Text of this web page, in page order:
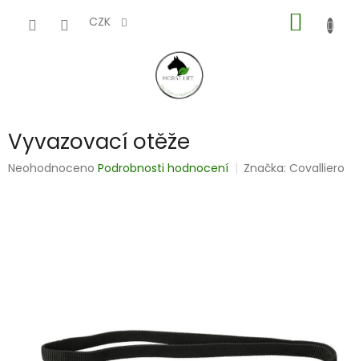
CZK
KOŠÍK
Vyvazovací otěže
Průměrné
Neohodnoceno Podrobnosti hodnocení Značka:Covalliero